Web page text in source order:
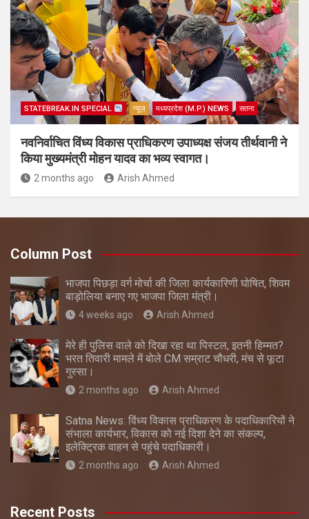
STATEBREAK.IN SPECIAL न्यूज़ मध्यप्रदेश (M.P.) NEWS सतना
नवनिर्वाचित विंध्य विकास प्राधिकरण उपाध्यक्ष संजय तीर्थवानी ने
किया मुख्यमंत्री मोहन यादव का भव्य स्वागत।
2 months ago Arish Ahmed
Column Post
भाजपा पिछड़ा वर्ग मोर्चा की जिला कार्यकारिणी घोषित, शिवम
बाड़ोलिया बनाए गए भाजपा जिला मंत्री।
4 weeks ago Arish Ahmed
मेरे ही पुलिस वाले को दिखा रहा था पिस्टल, इतनी हिम्मत?
भरत तिवारी मामले में बोले CM सम्राट चौधरी, मंच से फूटा
गुस्सा।
2 months ago Arish Ahmed
Satna News: विंध्य विकास प्राधिकरण के पदाधिकारियों ने
संभाला कार्यभार, विकास को नई दिशा देने का संकल्प,
इलेक्ट्रिक वाहन से पहुंचे पदाधिकारी।
2 months ago Arish Ahmed
Recent Posts